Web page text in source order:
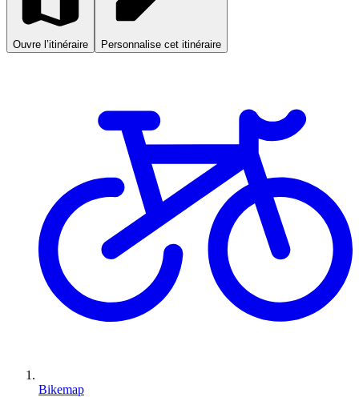
Ouvre l’itinéraire Personnalise cet itinéraire
Bikemap